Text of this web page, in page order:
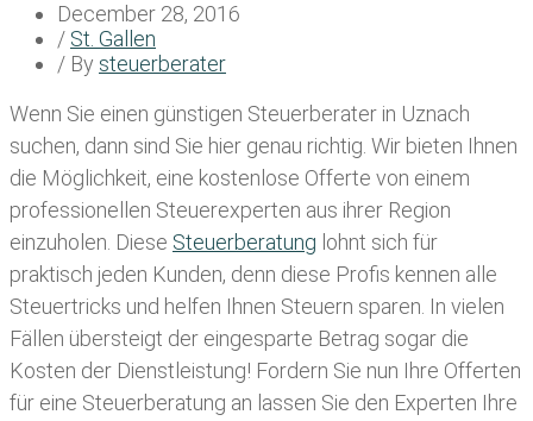
December 28, 2016
/ St. Gallen
/ By steuerberater
Wenn Sie einen günstigen Steuerberater in Uznach
suchen, dann sind Sie hier genau richtig. Wir bieten Ihnen
die Möglichkeit, eine kostenlose Offerte von einem
professionellen Steuerexperten aus ihrer Region
einzuholen. Diese Steuerberatung lohnt sich für
praktisch jeden Kunden, denn diese Profis kennen alle
Steuertricks und helfen Ihnen Steuern sparen. In vielen
Fällen übersteigt der eingesparte Betrag sogar die
Kosten der Dienstleistung! Fordern Sie nun Ihre Offerten
für eine Steuerberatung an lassen Sie den Experten Ihre